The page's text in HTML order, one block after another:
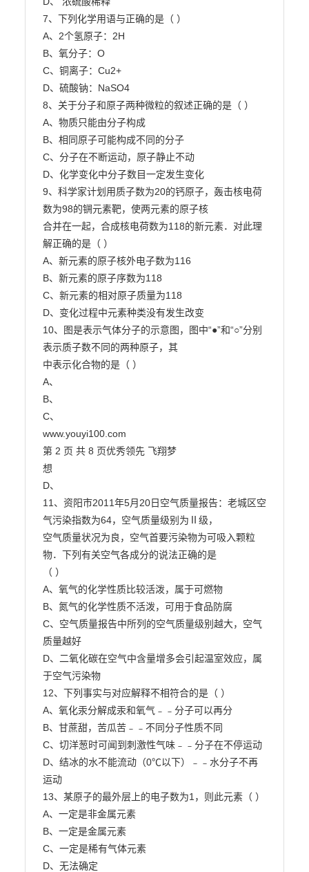
7、下列化学用语与正确的是（ ）
A、2个氢原子：2H
B、氧分子：O
C、铜离子：Cu2+
D、硫酸钠：NaSO4
8、关于分子和原子两种微粒的叙述正确的是（ ）
A、物质只能由分子构成
B、相同原子可能构成不同的分子
C、分子在不断运动，原子静止不动
D、化学变化中分子数目一定发生变化
9、科学家计划用质子数为20的钙原子，轰击核电荷
数为98的锎元素靶，使两元素的原子核
合并在一起，合成核电荷数为118的新元素．对此理
解正确的是（ ）
A、新元素的原子核外电子数为116
B、新元素的原子序数为118
C、新元素的相对原子质量为118
D、变化过程中元素种类没有发生改变
10、图是表示气体分子的示意图，图中“●”和“○”分别
表示质子数不同的两种原子，其
中表示化合物的是（ ）
A、
B、
C、
www.youyi100.com
第 2 页 共 8 页优秀领先 飞翔梦
想
D、
11、资阳市2011年5月20日空气质量报告：老城区空
气污染指数为64，空气质量级别为Ⅱ级，
空气质量状况为良，空气首要污染物为可吸入颗粒
物．下列有关空气各成分的说法正确的是
（ ）
A、氧气的化学性质比较活泼，属于可燃物
B、氮气的化学性质不活泼，可用于食品防腐
C、空气质量报告中所列的空气质量级别越大，空气
质量越好
D、二氧化碳在空气中含量增多会引起温室效应，属
于空气污染物
12、下列事实与对应解释不相符合的是（ ）
A、氧化汞分解成汞和氧气﹣﹣分子可以再分
B、甘蔗甜，苦瓜苦﹣﹣不同分子性质不同
C、切洋葱时可闻到刺激性气味﹣﹣分子在不停运动
D、结冰的水不能流动（0℃以下）﹣﹣水分子不再
运动
13、某原子的最外层上的电子数为1，则此元素（ ）
A、一定是非金属元素
B、一定是金属元素
C、一定是稀有气体元素
D、无法确定